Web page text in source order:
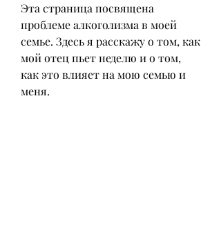
Эта страница посвящена
проблеме алкоголизма в моей
семье. Здесь я расскажу о том, как
мой отец пьет неделю и о том,
как это влияет на мою семью и
меня.